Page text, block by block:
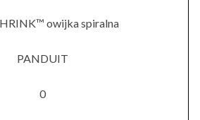
owijka spiralna
PANDUIT
0